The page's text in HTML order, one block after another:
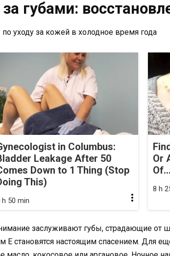
губами:
in Columbus:
Leakage After 50
Down to 1 Thing (Stop
This)
h 50 min
Or
Of...
8 h
заслуживают губы, страдающие от
Е становятся настоящим спасением. Для